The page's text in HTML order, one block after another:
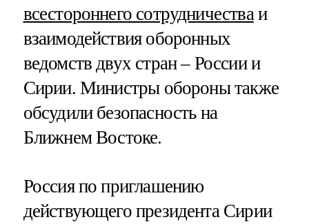
всестороннего сотрудничества и
взаимодействия оборонных
ведомств двух стран – России и
Сирии. Министры обороны также
обсудили безопасность на
Ближнем Востоке.
Россия по приглашению
действующего президента Сирии